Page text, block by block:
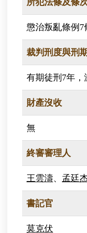
所犯法條及條
懲治叛亂條例7
裁判刑度與刑
有期徒刑7年，
財產沒收
無
終審審理人
王雲濤、 孟廷
書記官
莫克伏